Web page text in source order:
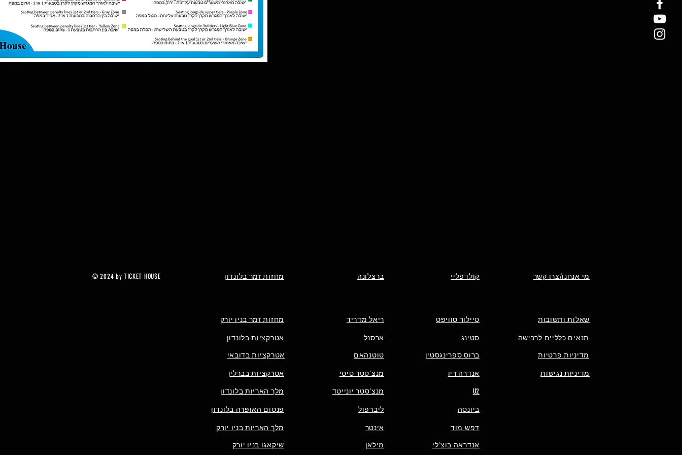
© 2024 by TICKET HOUSE מחזות זמר בלונדון ברצלונה קולדפליי מי אנחנו/צרו קשר
מחזות זמר בניו יורק
אטרקציות בלונדון
אטרקציות בדובאי
אטרקציות בברלין
מלך האריות בלונדון
פנטום האופרה בלונדון
מלך האריות בניו יורק
שיקאגו בניו יורק
ריאל מדריד
ארסנל
טוטנהאם
מנצ'סטר סיטי
מנצ'סטר יונייטד
ליברפול
אינטר
מילאן
טיילור סוויפט
סטינג
ברוס ספרינגסטין
אנדרה ריו
שאלות ותשובות
תנאים כלליים לרכישה
מדיניות פרטיות
מדיניות נגישות
U2
ביונסה
דפש מוד
אנדראה בוצ'לי